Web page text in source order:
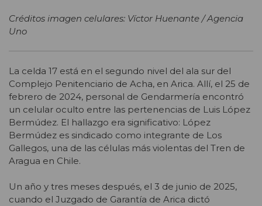
Créditos imagen celulares: Víctor Huenante / Agencia
Uno
La celda 17 está en el segundo nivel del ala sur del
Complejo Penitenciario de Acha, en Arica. Allí, el 25 de
febrero de 2024, personal de Gendarmería encontró
un celular oculto entre las pertenencias de Luis López
Bermúdez. El hallazgo era significativo: López
Bermúdez es sindicado como integrante de Los
Gallegos, una de las células más violentas del Tren de
Aragua en Chile.
Un año y tres meses después, el 3 de junio de 2025,
cuando el Juzgado de Garantía de Arica dictó